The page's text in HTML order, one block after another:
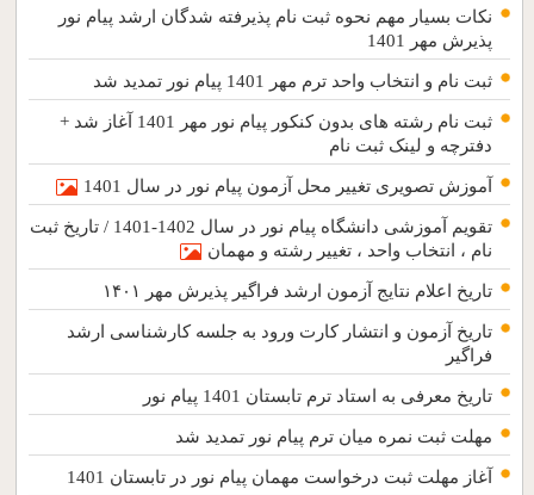
نکات بسیار مهم نحوه ثبت نام پذیرفته شدگان ارشد پیام نور
پذیرش مهر 1401
ثبت نام و انتخاب واحد ترم مهر 1401 پیام نور تمدید شد
ثبت نام رشته های بدون کنکور پیام نور مهر 1401 آغاز شد +
دفترچه و لینک ثبت نام
آموزش تصویری تغییر محل آزمون پیام نور در سال 1401
تقویم آموزشی دانشگاه پیام نور در سال 1402-1401 / تاریخ ثبت
نام ، انتخاب واحد ، تغییر رشته و مهمان
تاریخ اعلام نتایج آزمون ارشد فراگیر پذیرش مهر ۱۴۰۱
تاریخ آزمون و انتشار کارت ورود به جلسه کارشناسی ارشد
فراگیر
تاریخ معرفی به استاد ترم تابستان 1401 پیام نور
مهلت ثبت نمره میان ترم پیام نور تمدید شد
آغاز مهلت ثبت درخواست مهمان پیام نور در تابستان 1401